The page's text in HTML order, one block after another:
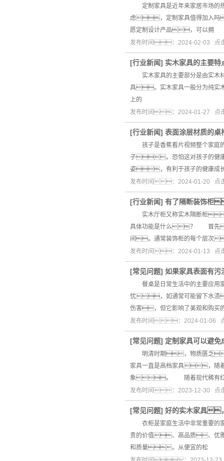
定制家具是近年来家居市场的
虑，定制家具值得加入
愿定制设计产品，可以拥
发布时间：2024-02-03
[行业新闻] 实木家具的主要特
实木家具的主要部分是由实木
具。实木家具一般分为纯实
上的
发布时间：2024-01-27
[行业新闻] 表面涂层材质的
孩子是香蕉看片视频整个家庭
子。恐怕这对孩子的健
姿，有利于孩子的健康
发布时间：2024-01-20 点
[行业新闻] 有了隔断装饰柜
实木厅柜又称实木隔断柜
具体功能是什么？ 首先
间。通常装饰柜的每个层次
发布时间：2024-01-13
[常见问题] 如果家具表面有
餐桌是日常生活中的主要应用
忧，如通常可能留下水
伤害，但它影响了美观和购买
发布时间：2024-01-06
[常见问题] 定制家具可以避免
明清时期，物质匮乏
家具一直是高档家具，随
象。 随着现代稀有红
发布时间：2023-12-30 点
[常见问题] 好的实木家具
衣柜是家庭生活中非常重要的
贵的价值、高品质、优
和质量。从便宜的松